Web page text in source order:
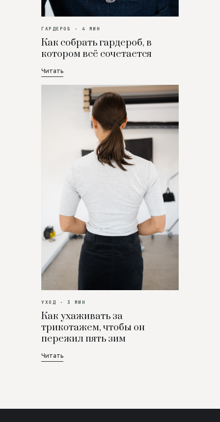
ГАРДЕРОБ · 4 МИН
Как собрать гардероб, в
котором всё сочетается
Читать
УХОД · 3 МИН
Как ухаживать за
трикотажем, чтобы он
пережил пять зим
Читать